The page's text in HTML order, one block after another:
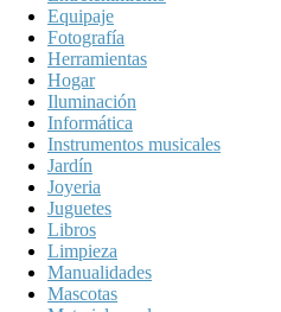
Equipaje
Fotografía
Herramientas
Hogar
Iluminación
Informática
Instrumentos musicales
Jardín
Joyeria
Juguetes
Libros
Limpieza
Manualidades
Mascotas